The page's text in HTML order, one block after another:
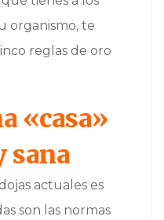
organismo, te
reglas de oro
«casa»
sana
actuales es
son las normas